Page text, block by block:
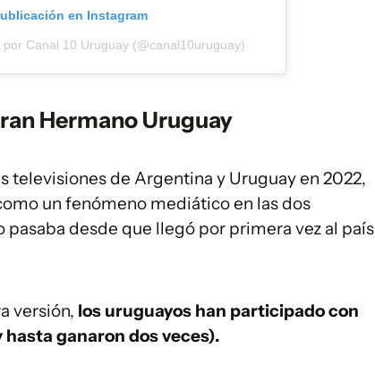
en Instagram
Canal 10 Uruguay (@canal10uruguay)
Hermano Uruguay
televisiones de Argentina y Uruguay en 2022,
un fenómeno mediático en las dos
pasaba desde que llegó por primera vez al país
versión, los uruguayos han participado con
ganaron dos veces).